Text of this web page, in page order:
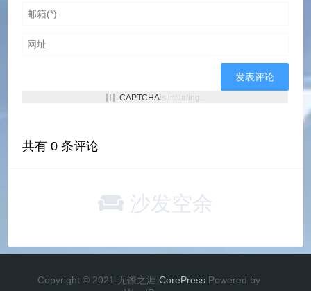
    return html
def get_url_from_homepage(html,
find_url = re.compile('href="(.*?)"
soup = BeautifulSoup(html,
item = str(soup.find_all("h2",
    return url
    #   从文章页面获取信息并转换成CSDN格式
find_content = re.compile('</
soup = BeautifulSoup(html,
title = re.findall(find_title,
CAPTCHAis initialing...
共有0 条评论
沙发空余
Copyright © 2021 无镣之涯 CorePress Powered by